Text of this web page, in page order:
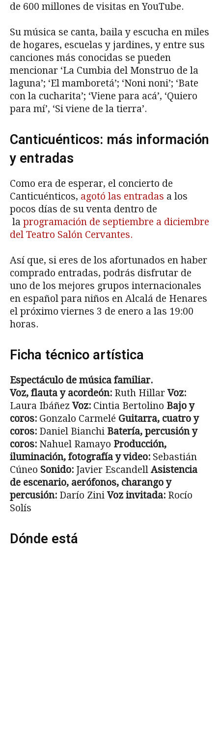
de 600 millones de visitas en YouTube.
Su música se canta, baila y escucha en miles
de hogares, escuelas y jardines, y entre sus
canciones más conocidas se pueden
mencionar ‘La Cumbia del Monstruo de la
laguna’; ‘El mamboretá’; ‘Noni noni’; ‘Bate
con la cucharita’; ‘Viene para acá’, ‘Quiero
para mí’, ‘Si viene de la tierra’.
Canticuénticos: más información
y entradas
Como era de esperar, el concierto de
Canticuénticos, agotó las entradas a los
pocos días de su venta dentro de
la programación de septiembre a diciembre
del Teatro Salón Cervantes.
Así que, si eres de los afortunados en haber
comprado entradas, podrás disfrutar de
uno de los mejores grupos internacionales
en español para niños en Alcalá de Henares
el próximo viernes 3 de enero a las 19:00
horas.
Ficha técnico artística
Espectáculo de música familiar.
Voz, flauta y acordeón: Ruth HillarVoz:
Laura IbáñezVoz: Cintia Bertolino Bajo y
coros: Gonzalo Carmelé Guitarra, cuatro y
coros: Daniel Bianchi Batería, percusión y
coros: Nahuel Ramayo Producción,
iluminación, fotografía y video: Sebastián
Cúneo Sonido: Javier Escandell Asistencia
de escenario, aerófonos, charango y
percusión: Darío ZiniVoz invitada: Rocío
Solís
Dónde está